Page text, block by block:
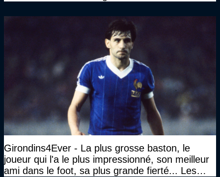
Girondins4Ever - La plus grosse baston, le
joueur qui l'a le plus impressionné, son meilleur
ami dans le foot, sa plus grande fierté... Les